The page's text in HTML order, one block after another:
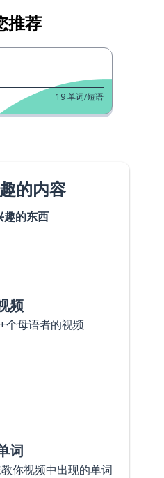
推荐
19单词/短语
的内容
趣的东西
频
个母语者的视频
词
你视频中出现的单词